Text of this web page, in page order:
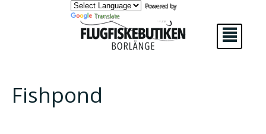
Powered by
Translate
²
Fishpond